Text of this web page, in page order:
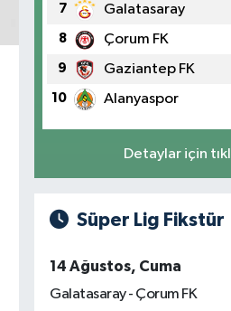
7 Galatasaray
8 Çorum FK
9 Gaziantep FK
10 Alanyaspor
Detaylar için
Süper Lig Fikstür
14 Ağustos, Cuma
Galatasaray - Çorum FK